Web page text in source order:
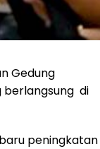
Gedung
berlangsung di
peningkatan